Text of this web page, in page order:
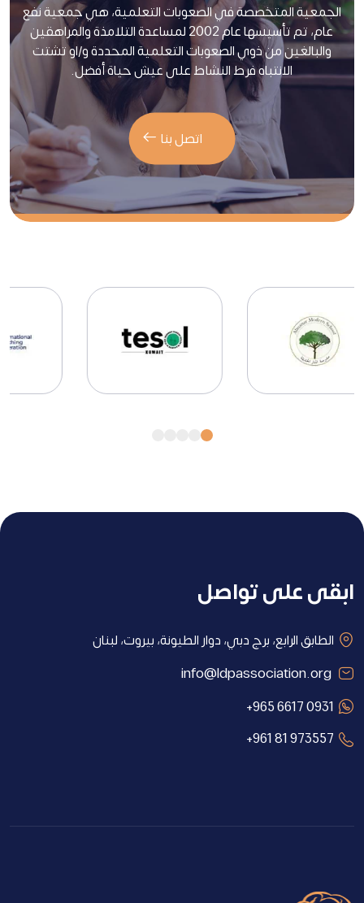
الجمعية المتخصصة في الصعوبات التعلمية، هي جمعية نفع
عام، تم تأسيسها عام 2002 لمساعدة التلامذة والمراهقين
والبالغين من ذوي الصعوبات التعلمية المحددة و/او تشتت
الانتباه فرط النشاط على عيش حياة أفضل.
اتصل بنا
ابقى على تواصل
الطابق الرابع، برج دبي، دوار الطيونة، بيروت، لبنان
info@ldpassociation.org
+965 6617 0931
+961 81 973557